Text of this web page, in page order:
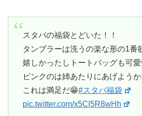
スタバの福袋とどいた！！
タンブラーは洗うの楽な形の1番
嬉しかったしトートバッグも可愛
ピンクのは姉あたりにあげよう
これは満足だ😁#スタバ福袋
pic.twitter.com/x5Cl5R8wHh